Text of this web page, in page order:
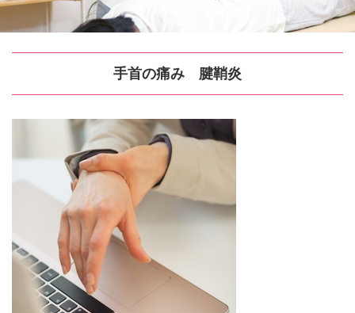
手首の痛み 腱鞘炎